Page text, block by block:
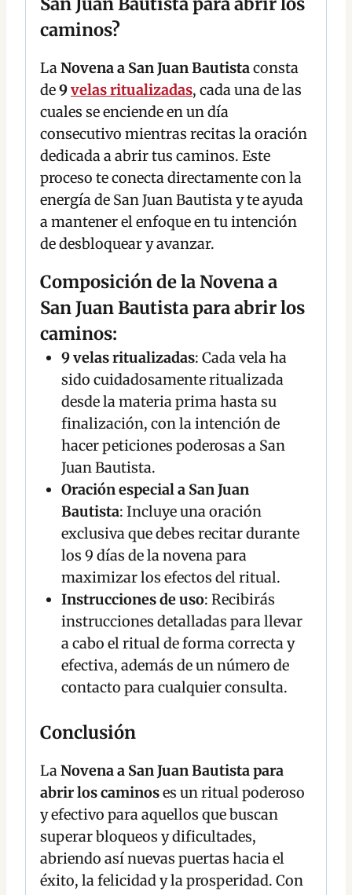
caminos?
LaNovena a San Juan Bautistaconsta
de9velas ritualizadas, cada una de las
cuales se enciende en un día
consecutivo mientras recitas la oración
dedicada a abrir tus caminos. Este
proceso te conecta directamente con la
energía de San Juan Bautista y te ayuda
a mantener el enfoque en tu intención
de desbloquear y avanzar.
Composición de la Novena a
San Juan Bautista para abrir los
caminos:
9 velas ritualizadas: Cada vela ha
sido cuidadosamente ritualizada
desde la materia prima hasta su
finalización, con la intención de
hacer peticiones poderosas a San
Juan Bautista.
Oración especial a San Juan
Bautista: Incluye una oración
exclusiva que debes recitar durante
los 9 días de la novena para
maximizar los efectos del ritual.
Instrucciones de uso: Recibirás
instrucciones detalladas para llevar
a cabo el ritual de forma correcta y
efectiva, además de un número de
contacto para cualquier consulta.
Conclusión
LaNovena a San Juan Bautista para
abrir los caminoses un ritual poderoso
y efectivo para aquellos que buscan
superar bloqueos y dificultades,
abriendo así nuevas puertas hacia el
éxito, la felicidad y la prosperidad. Con